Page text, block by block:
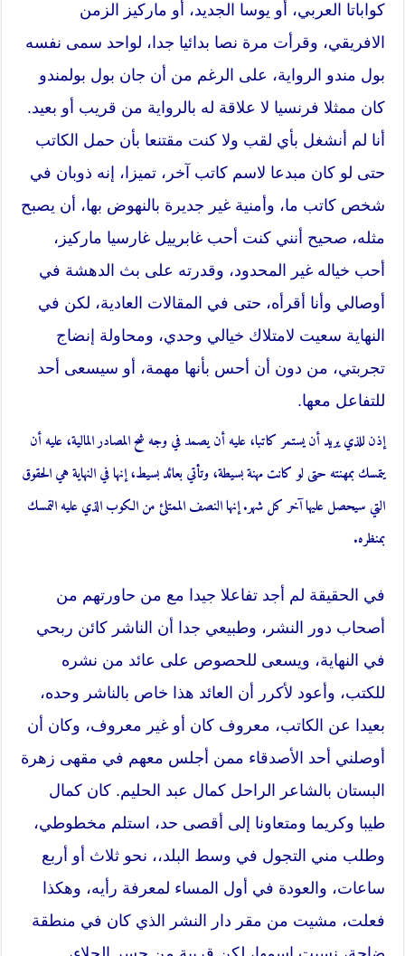
كواباتا العربي، أو يوسا الجديد، أو ماركيز الزمن
الافريقي، وقرأت مرة نصا بدائيا جدا، لواحد سمى نفسه
بول مندو الرواية، على الرغم من أن جان بول بولمندو
كان ممثلا فرنسيا لا علاقة له بالرواية من قريب أو بعيد.
أنا لم أنشغل بأي لقب ولا كنت مقتنعا بأن حمل الكاتب
حتى لو كان مبدعا لاسم كاتب آخر، تميزا، إنه ذوبان في
شخص كاتب ما، وأمنية غير جديرة بالنهوض بها، أن يصبح
مثله، صحيح أنني كنت أحب غابرييل غارسيا ماركيز،
أحب خياله غير المحدود، وقدرته على بث الدهشة في
أوصالي وأنا أقرأه، حتى في المقالات العادية، لكن في
النهاية سعيت لامتلاك خيالي وحدي، ومحاولة إنضاج
تجربتي، من دون أن أحس بأنها مهمة، أو سيسعى أحد
للتفاعل معها.
إذن للذي يريد أن يستمر كاتبا، عليه أن يصمد في وجه شح المصادر المالية، عليه أن
يتمسك بمهنته حتى لو كانت مهنة بسيطة، وتأتي بعائد بسيط، إنها في النهاية هي الحقوق
التي سيحصل عليها آخر كل شهر. إنها النصف الممتلئ من الكوب الذي عليه التمسك
بمنظره.
في الحقيقة لم أجد تفاعلا جيدا مع من حاورتهم من
أصحاب دور النشر، وطبيعي جدا أن الناشر كائن ربحي
في النهاية، ويسعى للحصوص على عائد من نشره
للكتب، وأعود لأكرر أن العائد هذا خاص بالناشر وحده،
بعيدا عن الكاتب، معروف كان أو غير معروف، وكان أن
أوصلني أحد الأصدقاء ممن أجلس معهم في مقهى زهرة
البستان بالشاعر الراحل كمال عبد الحليم. كان كمال
طيبا وكريما ومتعاونا إلى أقصى حد، استلم مخطوطي،
وطلب مني التجول في وسط البلد،، نحو ثلاث أو أربع
ساعات، والعودة في أول المساء لمعرفة رأيه، وهكذا
فعلت، مشيت من مقر دار النشر الذي كان في منطقة